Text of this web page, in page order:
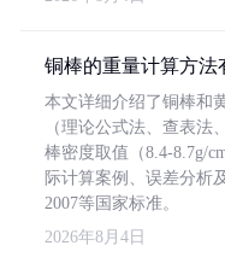
铜棒的重量计算方法
本文详细介绍了铜棒和
（理论公式法、查表法
棒密度取值（8.4-8.7g/
际计算案例、误差分析
2007等国家标准。
2026年8月4日